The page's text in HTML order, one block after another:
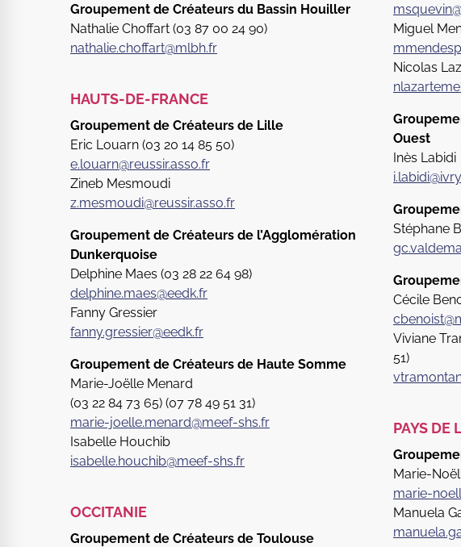
Groupement de Créateurs du Bassin Houiller
Nathalie Choffart (03 87 00 24 90)
nathalie.choffart@mlbh.fr
HAUTS-DE-FRANCE
Groupement de Créateurs de Lille
Eric Louarn (03 20 14 85 50)
e.louarn@reussir.asso.fr
Zineb Mesmoudi
z.mesmoudi@reussir.asso.fr
Groupement de Créateurs de l’Agglomération
Dunkerquoise
Delphine Maes (03 28 22 64 98)
delphine.maes@eedk.fr
Fanny Gressier
fanny.gressier@eedk.fr
Groupement de Créateurs de Haute Somme
Marie-Joëlle Menard
(03 22 84 73 65) (07 78 49 51 31)
marie-joelle.menard@meef-shs.fr
Isabelle Houchib
isabelle.houchib@meef-shs.fr
OCCITANIE
Groupement de Créateurs de Toulouse
Miguel
Nicolas
Ouest
Inès Labidi
Stéphane
Cécile
Viviane
51)
PAYS DE
Marie-
marie-
Manuela